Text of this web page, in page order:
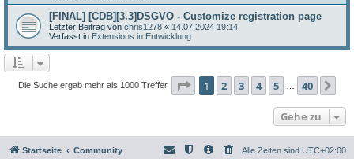
[FINAL] [CDB][3.3]DSGVO - Customize registration page
Letzter Beitrag von chris1278 « 14.07.2024 19:14
Verfasst in Extensions in Entwicklung
Die Suche ergab mehr als 1000 Treffer Seite 1von 40
1 2 3 4 5 40
Gehe zu
Startseite Community Alle Zeiten sind UTC+02:00